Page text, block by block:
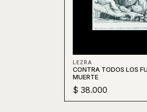
LEZRA
CONTRA TODOS LOS
MUERTE
$ 38.000